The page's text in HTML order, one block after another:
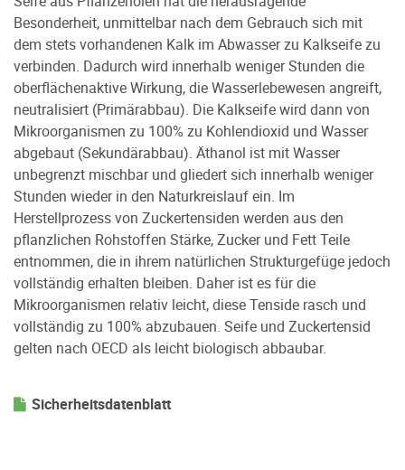
Besonderheit, unmittelbar nach dem Gebrauch sich mit
dem stets vorhandenen Kalk im Abwasser zu Kalkseife zu
verbinden. Dadurch wird innerhalb weniger Stunden die
oberflächenaktive Wirkung, die Wasserlebewesen angreift,
neutralisiert (Primärabbau). Die Kalkseife wird dann von
Mikroorganismen zu 100% zu Kohlendioxid und Wasser
abgebaut (Sekundärabbau). Äthanol ist mit Wasser
unbegrenzt mischbar und gliedert sich innerhalb weniger
Stunden wieder in den Naturkreislauf ein. Im
Herstellprozess von Zuckertensiden werden aus den
pflanzlichen Rohstoffen Stärke, Zucker und Fett Teile
entnommen, die in ihrem natürlichen Strukturgefüge jedoch
vollständig erhalten bleiben. Daher ist es für die
Mikroorganismen relativ leicht, diese Tenside rasch und
vollständig zu 100% abzubauen. Seife und Zuckertensid
gelten nach OECD als leicht biologisch abbaubar.
Sicherheitsdatenblatt